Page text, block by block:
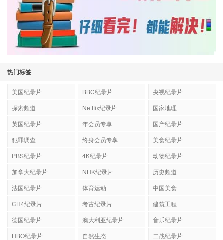
热门标签
美国纪录片 BBC纪录片
央视纪录片
探索频道
Netflix纪录片
国家地理
英国纪录片
年会员专享
国产纪录片
犯罪调查
终身会员专享
美食纪录片
PBS纪录片
4K纪录片
动物纪录片
加拿大纪录片
NHK纪录片
历史频道
法国纪录片
体育运动
中国美食
CH4纪录片
考古纪录片
建筑工程
德国纪录片
澳大利亚纪录片
音乐纪录片
HBO纪录片
自然生态
二战纪录片